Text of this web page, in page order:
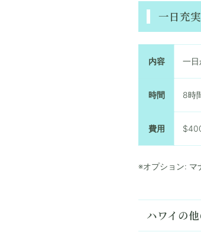
一日充
内容 一日
時間 8時
費用
※オプション: マ
ハワイの